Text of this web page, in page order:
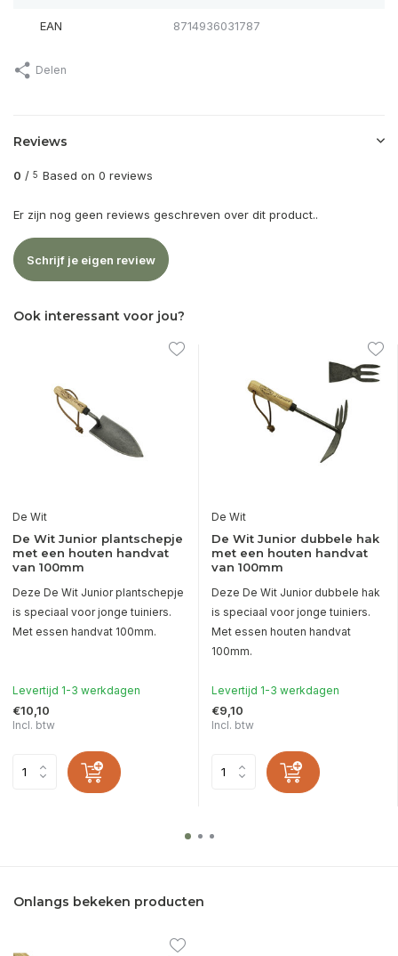
EAN 8714936031787
Delen
Reviews
0 / 5 Based on 0 reviews
Er zijn nog geen reviews geschreven over dit product..
Schrijf je eigen review
Ook interessant voor jou?
De Wit
De Wit Junior plantschepje
met een houten handvat
van 100mm
Deze De Wit Junior plantschepje
is speciaal voor jonge tuiniers.
Met essen handvat 100mm.
Levertijd 1-3 werkdagen
€10,10
Incl. btw
De Wit
De Wit Junior dubbele hak
met een houten handvat
van 100mm
Deze De Wit Junior dubbele hak
is speciaal voor jonge tuiniers.
Met essen houten handvat
100mm.
Levertijd 1-3 werkdagen
€9,10
Incl. btw
Onlangs bekeken producten